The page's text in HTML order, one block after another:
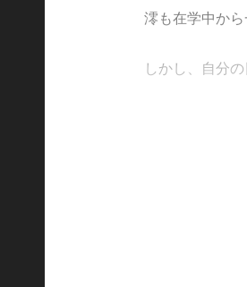
澪も在学中か
しかし、自分